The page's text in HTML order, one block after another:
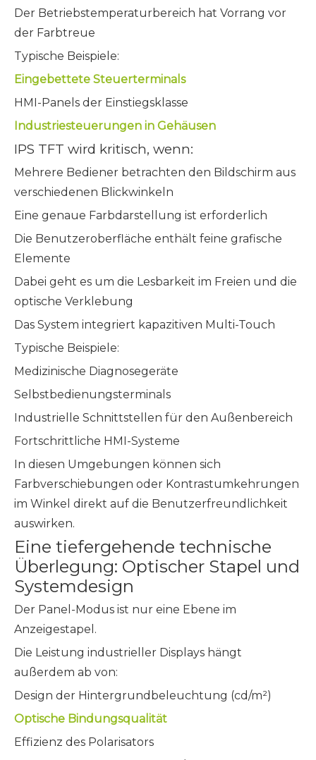
Der Betriebstemperaturbereich hat Vorrang vor
der Farbtreue
Typische Beispiele:
Eingebettete Steuerterminals
HMI-Panels der Einstiegsklasse
Industriesteuerungen in Gehäusen
IPS TFT wird kritisch, wenn:
Mehrere Bediener betrachten den Bildschirm aus
verschiedenen Blickwinkeln
Eine genaue Farbdarstellung ist erforderlich
Die Benutzeroberfläche enthält feine grafische
Elemente
Dabei geht es um die Lesbarkeit im Freien und die
optische Verklebung
Das System integriert kapazitiven Multi-Touch
Typische Beispiele:
Medizinische Diagnosegeräte
Selbstbedienungsterminals
Industrielle Schnittstellen für den Außenbereich
Fortschrittliche HMI-Systeme
In diesen Umgebungen können sich
Farbverschiebungen oder Kontrastumkehrungen
im Winkel direkt auf die Benutzerfreundlichkeit
auswirken.
Eine tiefergehende technische
Überlegung: Optischer Stapel und
Systemdesign
Der Panel-Modus ist nur eine Ebene im
Anzeigestapel.
Die Leistung industrieller Displays hängt
außerdem ab von:
Design der Hintergrundbeleuchtung (cd/m²)
Optische Bindungsqualität
Effizienz des Polarisators